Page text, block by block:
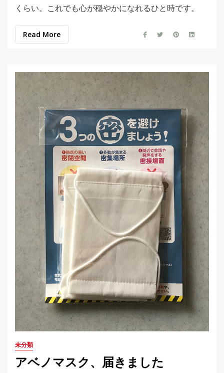
くらい。これでも心が穏やかになれるひと時です。
Read More
未分類
アベノマスク、届きました